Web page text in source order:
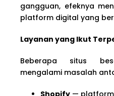
gangguan, efeknya
platform digital yang
Layanan yang Ikut
Beberapa situs
mengalami masalah
Shopify —